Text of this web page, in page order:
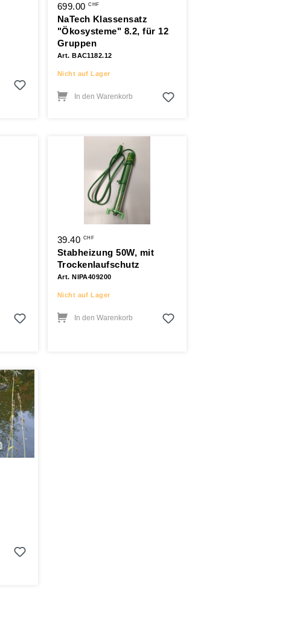
699.00CHF
NaTech Klassensatz
"Ökosysteme" 8.2, für 12
Gruppen
Art. BAC1182.12
Nicht auf Lager
In den Warenkorb
39.40 CHF
Stabheizung 50W, mit
Trockenlaufschutz
Art. NIPA409200
Nicht auf Lager
In den Warenkorb